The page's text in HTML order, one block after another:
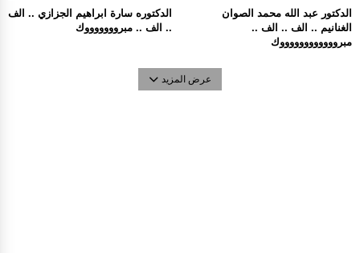
الدكتوره سارة ابراهيم الجزازي .. الف
.. الف .. مبروووووووك
الدكتور عبد الله محمد الصوان
الغنانيم .. الف .. الف ..
مبرووووووووووووك
عرض المزيد